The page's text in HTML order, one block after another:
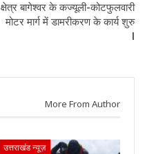
क्षेत्र बागेश्वर के कज्यूली-कोटफुलवारी
मोटर मार्ग में डामरीकरण के कार्य शुरु
I
More From Author
उत्तराखंड न्यूज़